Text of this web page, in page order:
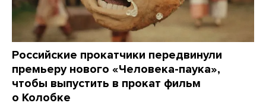
Российские прокатчики передвинули
премьеру нового «Человека-паука»,
чтобы выпустить в прокат фильм
о Колобке